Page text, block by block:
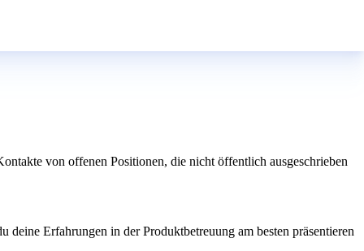
von offenen Positionen, die nicht öffentlich ausgeschrieben
deine Erfahrungen in der Produktbetreuung am besten präsentieren